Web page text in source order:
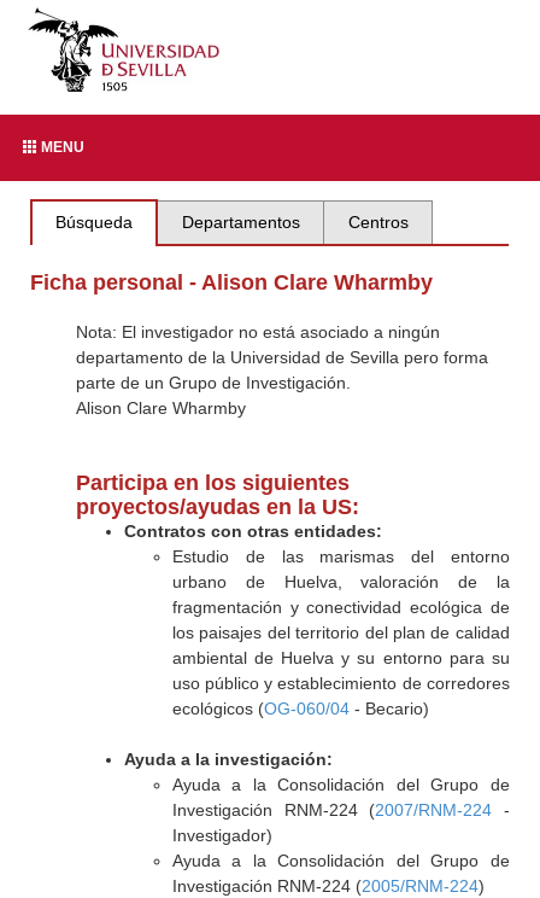
MENU
Búsqueda Departamentos Centros
Ficha personal - Alison Clare Wharmby
Nota: El investigador no está asociado a ningún
departamento de la Universidad de Sevilla pero forma
parte de un Grupo de Investigación.
Alison Clare Wharmby
Participa en los siguientes
proyectos/ayudas en la US:
Contratos con otras entidades:
Estudio de las marismas del entorno
urbano de Huelva, valoración de la
fragmentación y conectividad ecológica de
los paisajes del territorio del plan de calidad
ambiental de Huelva y su entorno para su
uso público y establecimiento de corredores
ecológicos (OG-060/04- Becario)
Ayuda a la investigación:
Ayuda a la Consolidación del Grupo de
Investigación RNM-224 (2007/RNM-224 -
Investigador)
Ayuda a la Consolidación del Grupo de
Investigación RNM-224 (2005/RNM-224)